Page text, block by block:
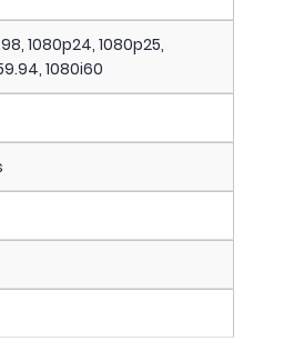
1080p24, 1080p25,
1080i60